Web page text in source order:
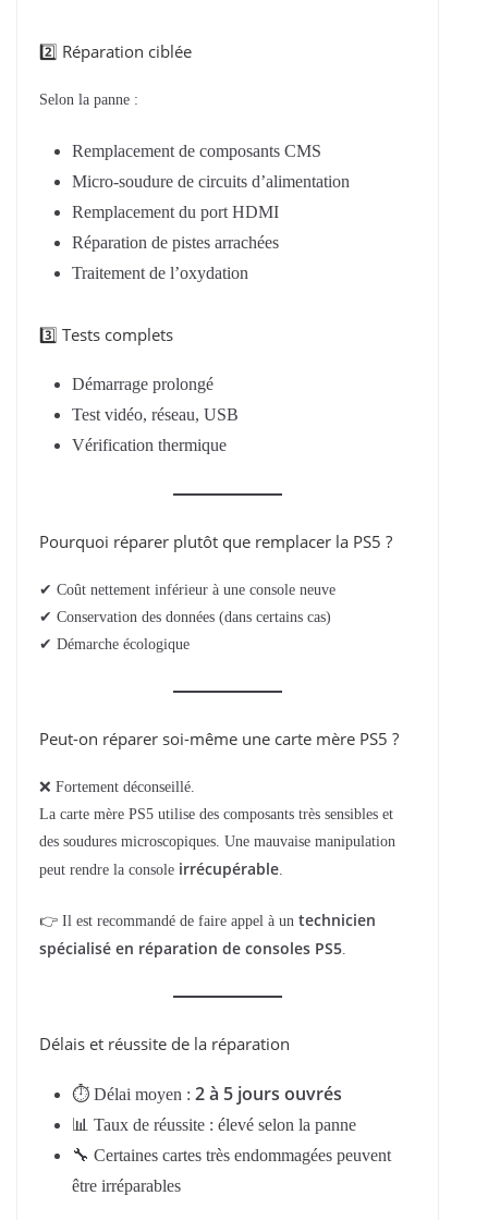
2️⃣ Réparation ciblée
Selon la panne :
Remplacement de composants CMS
Micro-soudure de circuits d’alimentation
Remplacement du port HDMI
Réparation de pistes arrachées
Traitement de l’oxydation
3️⃣ Tests complets
Démarrage prolongé
Test vidéo, réseau, USB
Vérification thermique
Pourquoi réparer plutôt que remplacer la PS5 ?
✔ Coût nettement inférieur à une console neuve
✔ Conservation des données (dans certains cas)
✔ Démarche écologique
Peut-on réparer soi-même une carte mère PS5 ?
❌ Fortement déconseillé.
La carte mère PS5 utilise des composants très sensibles et
des soudures microscopiques. Une mauvaise manipulation
peut rendre la console irrécupérable.
👉 Il est recommandé de faire appel à un technicien
spécialisé en réparation de consoles PS5.
Délais et réussite de la réparation
⏱ Délai moyen : 2 à 5 jours ouvrés
📊 Taux de réussite : élevé selon la panne
🔧 Certaines cartes très endommagées peuvent
être irréparables